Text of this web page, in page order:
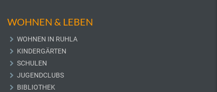
WOHNEN & LEBEN
WOHNEN IN RUHLA
KINDERGÄRTEN
SCHULEN
JUGENDCLUBS
BIBLIOTHEK